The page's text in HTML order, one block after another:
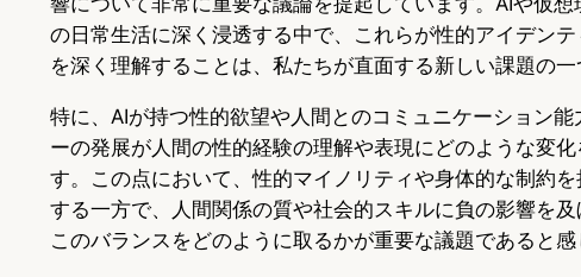
の日常生活に深く浸透する中で、これらが性的アイデン
を深く理解することは、私たちが直面する新しい課題の一
特に、AIが持つ性的欲望や人間とのコミュニケーション
ーの発展が人間の性的経験の理解や表現にどのような変
す。この点において、性的マイノリティや身体的な制約
する一方で、人間関係の質や社会的スキルに負の影響を及
このバランスをどのように取るかが重要な議題であると感